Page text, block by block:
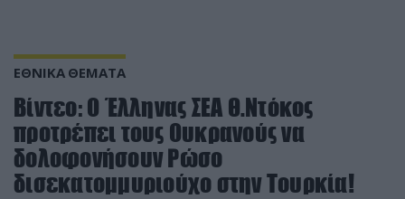
ΕΘΝΙΚΑ ΘΕΜΑΤΑ
Βίντεο: Ο Έλληνας ΣΕΑ Θ.Ντόκος
προτρέπει τους Ουκρανούς να
δολοφονήσουν Ρώσο
δισεκατομμυριούχο στην Τουρκία!